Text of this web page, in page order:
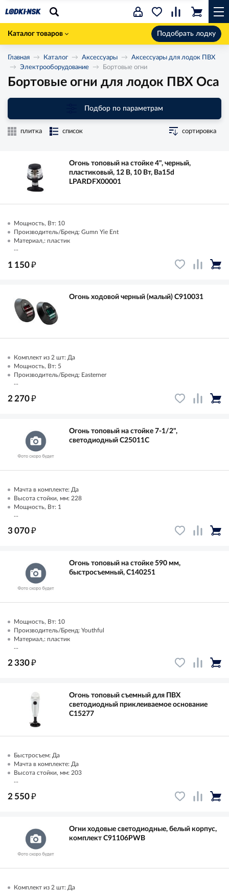
Каталог товаров Подобрать лодку
Главная Каталог Аксессуары
Аксессуары для лодок ПВХ
Электрооборудование
Бортовые огни
Бортовые огни для лодок ПВХ Оса
Подбор по параметрам
плитка список сортировка
Огонь топовый на стойке 4", черный,
пластиковый, 12 В, 10 Вт, Ba15d
LPARDFX00001
Мощность, Вт: 10
Производитель/Бренд: Gumn Yie Ent
Материал,: пластик
...
1 150₽
Огонь ходовой черный (малый) C910031
Комплект из 2 шт: Да
Мощность, Вт: 5
Производитель/Бренд: Easterner
...
2 270₽
Огонь топовый на стойке 7-1/2",
светодиодный C25011C
Мачта в комплекте: Да
Высота стойки, мм: 228
Мощность, Вт: 1
...
3 070₽
Огонь топовый на стойке 590 мм,
быстросъемный, C140251
Мощность, Вт: 10
Производитель/Бренд: Youthful
Материал,: пластик
...
2 330₽
Огонь топовый съемный для ПВХ
светодиодный приклеиваемое основание
C15277
Быстросъем: Да
Мачта в комплекте: Да
Высота стойки, мм: 203
...
2 550₽
Огни ходовые светодиодные, белый корпус,
комплект C91106PWB
Комплект из 2 шт: Да